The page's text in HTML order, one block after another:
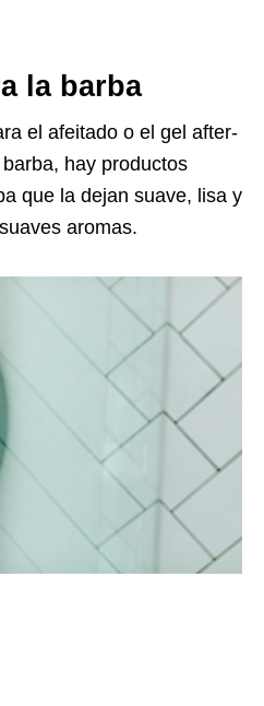
la barba
el afeitado o el gel after-
hay productos
que la dejan suave, lisa y
aromas.